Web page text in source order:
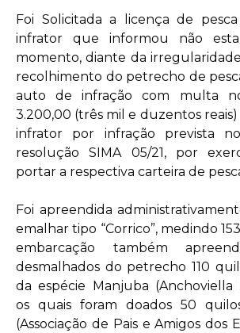
Foi Solicitada a licença de
infrator que informou não
momento, diante da
recolhimento do petrecho de
auto de infração com multa
3.200,00 (três mil e duzentos
infrator por infração prevista
resolução SIMA 05/21, por
portar a respectiva carteira de
Foi apreendida
emalhar tipo “Corrico”, medindo
embarcação também
desmalhados do petrecho 110
da espécie Manjuba (Anchoviella
os quais foram doados 50
(Associação de Pais e Amigos dos